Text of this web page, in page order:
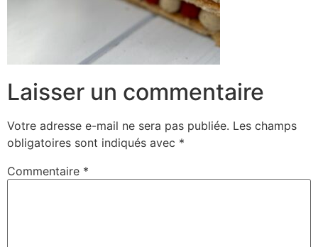
Laisser un commentaire
Votre adresse e-mail ne sera pas publiée. Les champs
obligatoires sont indiqués avec *
Commentaire *